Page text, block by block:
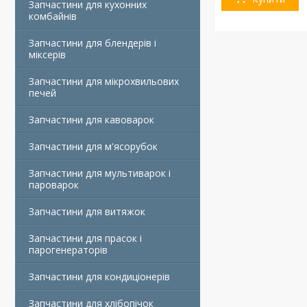
Запчастини для кухонних
комбайнів
Запчастини для блендерів і
міксерів
Запчастини для мікрохвильових
печей
Запчастини для кавоварок
Запчастини для м'ясорубок
Запчастини для мультиварок і
пароварок
Запчастини для витяжок
Запчастини для прасок і
парогенераторів
Запчастини для кондиціонерів
Запчастини для хлібопічок